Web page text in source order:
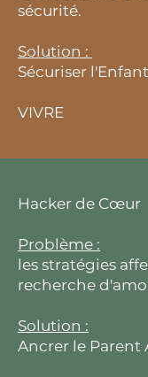
sécurité.
Solution :
Sécuriser
VIVRE
Hacker de Cœur
Problème :
les stratégies
recherche
Solution :
Ancrer le Parent